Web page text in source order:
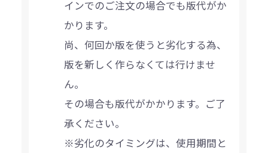
インでのご注文の場合でも版代がか
かります。
尚、何回か版を使うと劣化する為、
版を新しく作らなくては行けませ
ん。
その場合も版代がかかります。ご了
承ください。
※劣化のタイミングは、使用期間と